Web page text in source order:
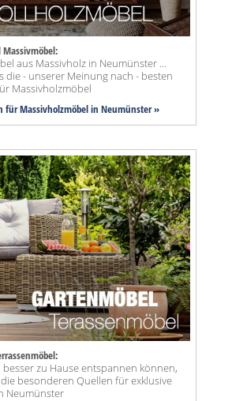
aus Massivholz in Neumünster ...
die - unserer Meinung nach - besten
Massivholzmöbel
für Massivholzmöbel in Neumünster »
besser zu Hause entspannen können,
besonderen Quellen für exklusive
Neumünster